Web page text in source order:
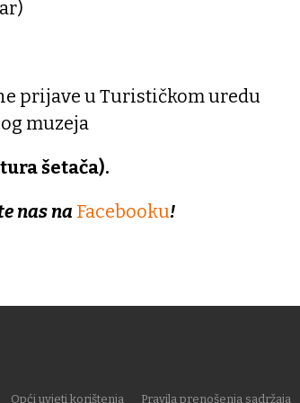
prijave u Turističkom uredu
muzeja
šetača).
nas na Facebooku!
Opći uvjeti korištenja Pravila prenošenja sadržaja